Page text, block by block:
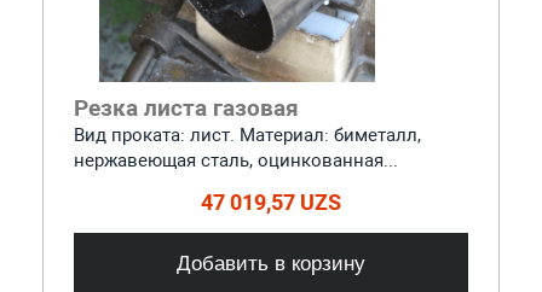
Резка листа газовая
Вид проката: лист. Материал: биметалл,
нержавеющая сталь, оцинкованная...
47 019,57 UZS
Добавить в корзину